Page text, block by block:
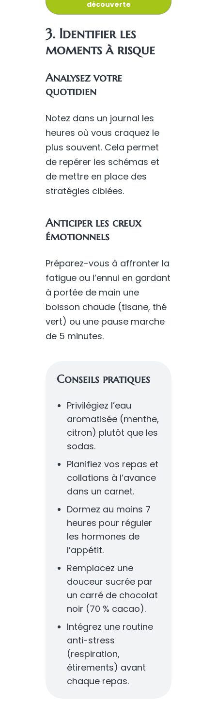
découverte
3. Identifier les
moments à risque
Analysez votre
quotidien
Notez dans un journal les
heures où vous craquez le
plus souvent. Cela permet
de repérer les schémas et
de mettre en place des
stratégies ciblées.
Anticiper les creux
émotionnels
Préparez-vous à affronter la
fatigue ou l’ennui en gardant
à portée de main une
boisson chaude (tisane, thé
vert) ou une pause marche
de 5 minutes.
Conseils pratiques
Privilégiez l’eau
aromatisée (menthe,
citron) plutôt que les
sodas.
Planifiez vos repas et
collations à l’avance
dans un carnet.
Dormez au moins 7
heures pour réguler
les hormones de
l’appétit.
Remplacez une
douceur sucrée par
un carré de chocolat
noir (70 % cacao).
Intégrez une routine
anti-stress
(respiration,
étirements) avant
chaque repas.